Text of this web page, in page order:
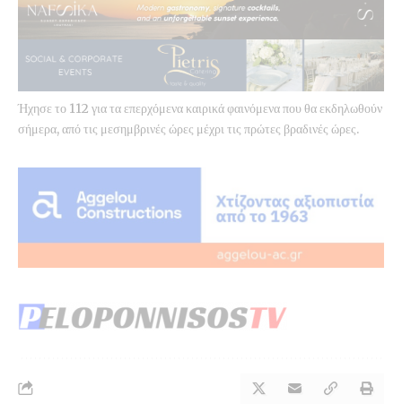
Ήχησε το 112 για τα επερχόμενα καιρικά φαινόμενα που θα εκδηλωθούν
σήμερα, από τις μεσημβρινές ώρες μέχρι τις πρώτες βραδινές ώρες.